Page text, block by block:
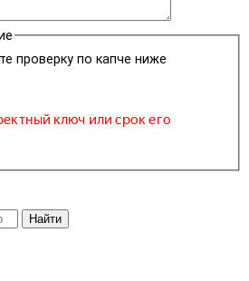
проверку по капче ниже
Найти